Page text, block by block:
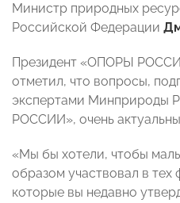
Министр природных
Российской Федерации
Президент «ОПОРЫ
отметил, что вопросы,
экспертами Минприроды
РОССИИ», очень
«Мы бы хотели, чтобы
образом участвовал в тех
которые вы недавно